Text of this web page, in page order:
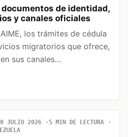
documentos de identidad,
y canales oficiales
los trámites de cédula
migratorios que ofrece,
sus canales…
JULIO 2026
5 MIN DE LECTURA